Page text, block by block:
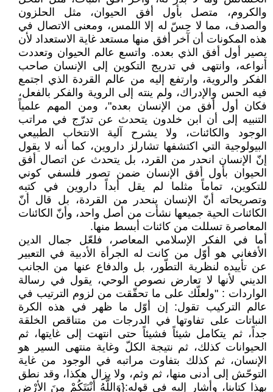
والكروم، متصل بأول أفق الحيوان، مثل الحلزون
والصدف، مما لا حِسّ له إلا اللمس، ومعنى الاتصال في
هذه المكونات أن آخر أفق منها مستعد غاية الاستعداد لأن
يصير أول أفق الذي بعده. واتسع عالم الحيوان وتعددت
أنواعه، وانتهى في تدريج التكوين إلى الإنسان صاحب
الفكر والروية، وارتفع إليه من عالم القردة الذي اجتمع
فيه الحس والإدراك، ولم ينته إلى الروية والفكر بالفعل،
فكان أول أفق من الإنسان بعده"، ومن المهم علمياً
التنبيه إلى أن ابن خلدون يتحدث عن تدرّج في مراتب
الوجود والكائنات، ولا يشرح آلية الانتخاب الطبيعي
البيولوجية التي اكتشفها تشارلز داروين، كما أنه لا يقول
إنّ الإنسان انحدر من القرد، بل يتحدث عن اتصال أفق
الحيوان بأول أفق الإنسان ضمن تصور فلسفي كوني
للتكوين، تماماً مثلما لم يقل أبداً داروين في كتبه
وتصريحاته أنّ الإنسان ينحدر من القردة، بل قال أنّ
الكائنات الحية جميعها نشأت من أصل واحد، وأنّ الكائنات
المعاصرة تسللت من كائنات أبسط منها.
أما في الفكر الإسلامي المعاصر، فلعّل جمال الدين
الأفغاني هو أوّل من كانت له الجرأة الأدبية في التعبير
عن تأييده لنظرية التطّور، بل والدفاع عنها من الجانب
الديني لأنها لا تعارض نصوص الوحي، يقول في رسالة
الواردات : "ولعلّك على ما تحقّقت من لزوم الترتيب في
عالم التركيب تقول: إن أوّل ما ظهر في هذه الكرة
النباتات على تفاوتها في الدرجات من متناقص الخلقة
جداً، ثم يتكامل شيئاً فشيئاً حتى انتهت إلى غايتها، ثم
الحيوانات كذلك، ثم نتيجة الكلّ وغاية منتهى السير هو
الإنسان، ثم كذلك بتفاوت مراتبه في الوجود من غاية
التوحّش إلى أدنى منها، ثم وثم، ولا يزال هكذا، وقد نطق
بهذا كتابنا، وأشار إليه في قوله:{وَاللَّهُ أَنْبَتَكُمْ مِنَ الأرْضِ